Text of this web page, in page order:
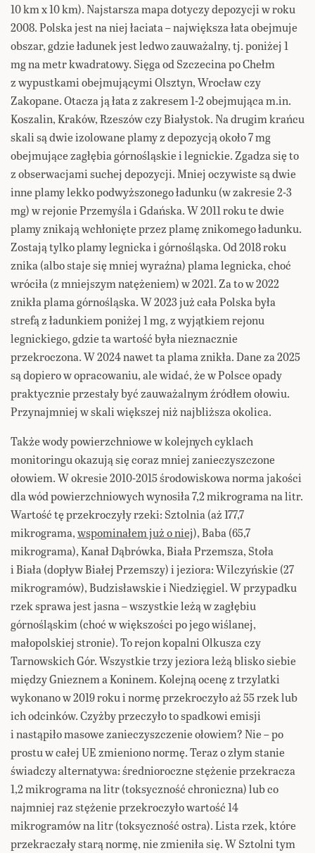
10 km x 10 km). Najstarsza mapa dotyczy depozycji w roku
2008. Polska jest na niej łaciata – największa łata obejmuje
obszar, gdzie ładunek jest ledwo zauważalny, tj. poniżej 1
mg na metr kwadratowy. Sięga od Szczecina po Chełm
z wypustkami obejmującymi Olsztyn, Wrocław czy
Zakopane. Otacza ją łata z zakresem 1-2 obejmująca m.in.
Koszalin, Kraków, Rzeszów czy Białystok. Na drugim krańcu
skali są dwie izolowane plamy z depozycją około 7 mg
obejmujące zagłębia górnośląskie i legnickie. Zgadza się to
z obserwacjami suchej depozycji. Mniej oczywiste są dwie
inne plamy lekko podwyższonego ładunku (w zakresie 2-3
mg) w rejonie Przemyśla i Gdańska. W 2011 roku te dwie
plamy znikają wchłonięte przez plamę znikomego ładunku.
Zostają tylko plamy legnicka i górnośląska. Od 2018 roku
znika (albo staje się mniej wyraźna) plama legnicka, choć
wróciła (z mniejszym natężeniem) w 2021. Za to w 2022
znikła plama górnośląska. W 2023 już cała Polska była
strefą z ładunkiem poniżej 1 mg, z wyjątkiem rejonu
legnickiego, gdzie ta wartość była nieznacznie
przekroczona. W 2024 nawet ta plama znikła. Dane za 2025
są dopiero w opracowaniu, ale widać, że w Polsce opady
praktycznie przestały być zauważalnym źródłem ołowiu.
Przynajmniej w skali większej niż najbliższa okolica.
Także wody powierzchniowe w kolejnych cyklach
monitoringu okazują się coraz mniej zanieczyszczone
ołowiem. W okresie 2010-2015 środowiskowa norma jakości
dla wód powierzchniowych wynosiła 7,2 mikrograma na litr.
Wartość tę przekroczyły rzeki: Sztolnia (aż 177,7
mikrograma,wspominałem już o niej), Baba (65,7
mikrograma), Kanał Dąbrówka, Biała Przemsza, Stoła
i Biała (dopływ Białej Przemszy) i jeziora: Wilczyńskie (27
mikrogramów), Budzisławskie i Niedzięgiel. W przypadku
rzek sprawa jest jasna – wszystkie leżą w zagłębiu
górnośląskim (choć w większości po jego wiślanej,
małopolskiej stronie). To rejon kopalni Olkusza czy
Tarnowskich Gór. Wszystkie trzy jeziora leżą blisko siebie
między Gnieznem a Koninem. Kolejną ocenę z trzylatki
wykonano w 2019 roku i normę przekroczyło aż 55 rzek lub
ich odcinków. Czyżby przeczyło to spadkowi emisji
i nastąpiło masowe zanieczyszczenie ołowiem? Nie – po
prostu w całej UE zmieniono normę. Teraz o złym stanie
świadczy alternatywa: średnioroczne stężenie przekracza
1,2 mikrograma na litr (toksyczność chroniczna) lub co
najmniej raz stężenie przekroczyło wartość 14
mikrogramów na litr (toksyczność ostra). Lista rzek, które
przekraczały starą normę, nie zmieniła się. W Sztolni tym